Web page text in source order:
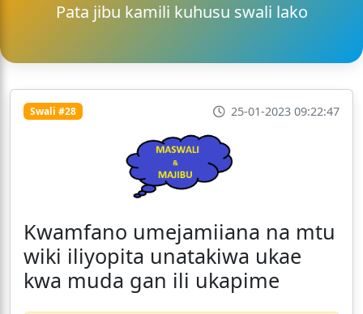
Pata jibu kamili kuhusu swali lako
Swali #28 25-01-2023 09:22:47
Kwamfano umejamiiana na mtu
wiki iliyopita unatakiwa ukae
kwa muda gan ili ukapime